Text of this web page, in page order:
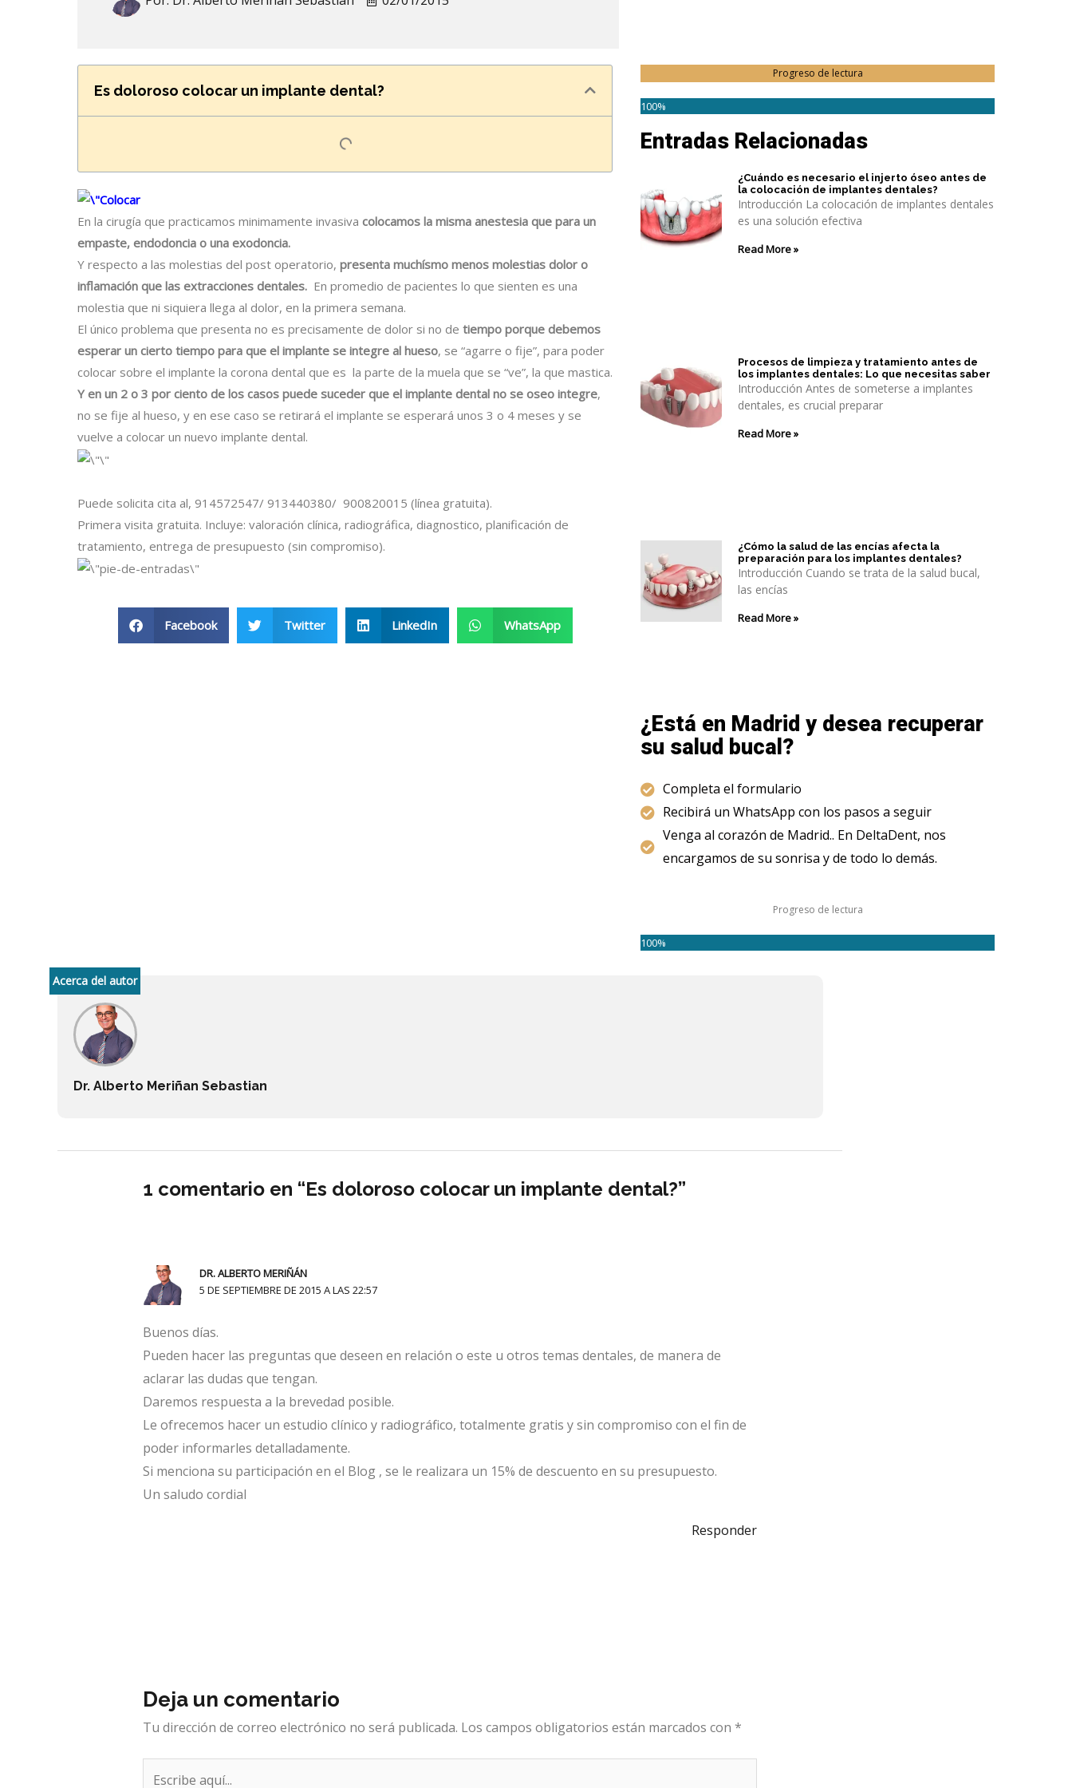
Es doloroso colocar un implante dental?
En la cirugía que practicamos minimamente invasiva colocamos la misma anestesia que para un
empaste, endodoncia o una exodoncia.
Y respecto a las molestias del post operatorio, presenta muchísmo menos molestias dolor o
inflamación que las extracciones dentales. En promedio de pacientes lo que sienten es una
molestia que ni siquiera llega al dolor, en la primera semana.
El único problema que presenta no es precisamente de dolor si no de tiempo porque debemos
esperar un cierto tiempo para que el implante se integre al hueso, se “agarre o fije”, para poder
colocar sobre el implante la corona dental que es la parte de la muela que se “ve”, la que mastica.
Y en un 2 o 3 por ciento de los casos puede suceder que el implante dental no se oseo integre,
no se fije al hueso, y en ese caso se retirará el implante se esperará unos 3 o 4 meses y se
vuelve a colocar un nuevo implante dental.
Puede solicita cita al, 914572547/ 913440380/ 900820015 (línea gratuita).
Primera visita gratuita. Incluye: valoración clínica, radiográfica, diagnostico, planificación de
tratamiento, entrega de presupuesto (sin compromiso).
Facebook Twitter LinkedIn WhatsApp
Progreso de lectura
100%
Entradas Relacionadas
¿Cuándo es necesario el injerto óseo antes de
la colocación de implantes dentales?
Introducción La colocación de implantes dentales
es una solución efectiva
Read More »
Procesos de limpieza y tratamiento antes de
los implantes dentales: Lo que necesitas saber
Introducción Antes de someterse a implantes
dentales, es crucial preparar
Read More »
¿Cómo la salud de las encías afecta la
preparación para los implantes dentales?
Introducción Cuando se trata de la salud bucal,
las encías
Read More »
¿Está en Madrid y desea recuperar
su salud bucal?
Completa el formulario
Recibirá un WhatsApp con los pasos a seguir
Venga al corazón de Madrid.. En DeltaDent, nos
encargamos de su sonrisa y de todo lo demás.
Progreso de lectura
100%
Acerca del autor
Dr. Alberto Meriñan Sebastian
1 comentario en “Es doloroso colocar un implante dental?”
DR. ALBERTO MERIÑÁN
5 DE SEPTIEMBRE DE 2015 A LAS 22:57
Buenos días.
Pueden hacer las preguntas que deseen en relación o este u otros temas dentales, de manera de
aclarar las dudas que tengan.
Daremos respuesta a la brevedad posible.
Le ofrecemos hacer un estudio clínico y radiográfico, totalmente gratis y sin compromiso con el fin de
poder informarles detalladamente.
Si menciona su participación en el Blog , se le realizara un 15% de descuento en su presupuesto.
Un saludo cordial
Responder
Deja un comentario
Tu dirección de correo electrónico no será publicada. Los campos obligatorios están marcados con *